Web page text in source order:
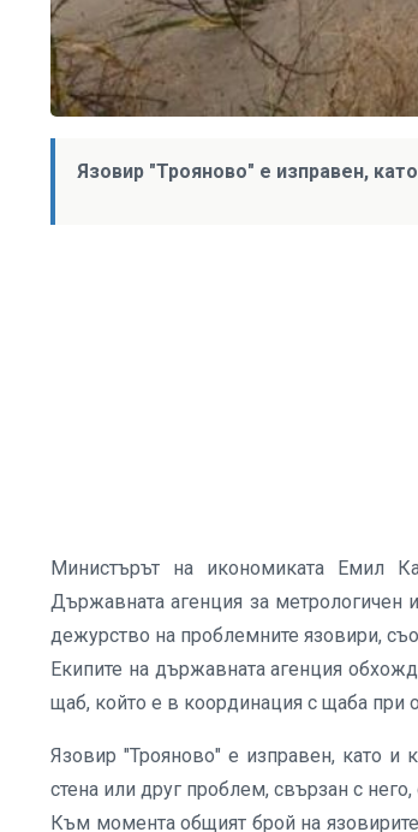
Язовир "Трояново" е изправен,
Министърът на икономиката Емил
Държавната агенция за метрологичен
дежурство на проблемните язовири,
Екипите на държавната агенция
щаб, който е в координация с щаба при
Язовир "Трояново" е изправен, като
стена или друг проблем, свързан с
Към момента общият брой на